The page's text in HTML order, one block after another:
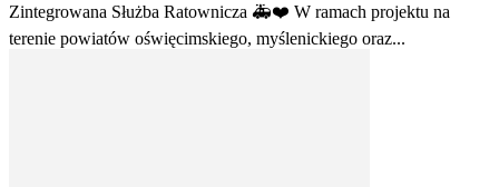
Zintegrowana Służba Ratownicza 🚑❤️ W ramach projektu na
terenie powiatów oświęcimskiego, myślenickiego oraz...